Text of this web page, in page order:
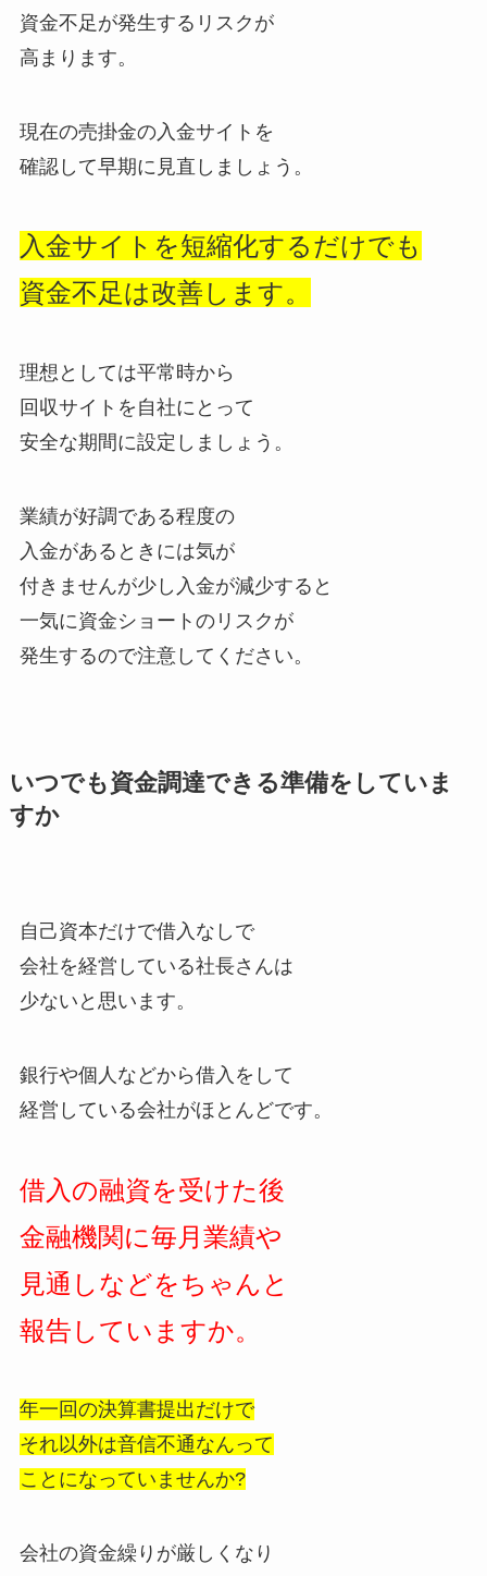
資金不足が発生するリスクが
高まります。
現在の売掛金の入金サイトを
確認して早期に見直しましょう。
入金サイトを短縮化するだけでも
資金不足は改善します。
理想としては平常時から
回収サイトを自社にとって
安全な期間に設定しましょう。
業績が好調である程度の
入金があるときには気が
付きませんが少し入金が減少すると
一気に資金ショートのリスクが
発生するので注意してください。
いつでも資金調達できる準備をしていま
すか
自己資本だけで借入なしで
会社を経営している社長さんは
少ないと思います。
銀行や個人などから借入をして
経営している会社がほとんどです。
借入の融資を受けた後
金融機関に毎月業績や
見通しなどをちゃんと
報告していますか。
年一回の決算書提出だけで
それ以外は音信不通なんって
ことになっていませんか?
会社の資金繰りが厳しくなり